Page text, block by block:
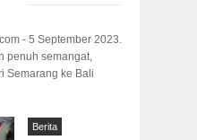
- 5 September 2023.
penuh semangat,
Semarang ke Bali
Berita